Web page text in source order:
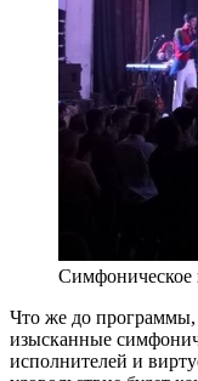
Симфоническое
Что же до
изысканные
исполнителей и